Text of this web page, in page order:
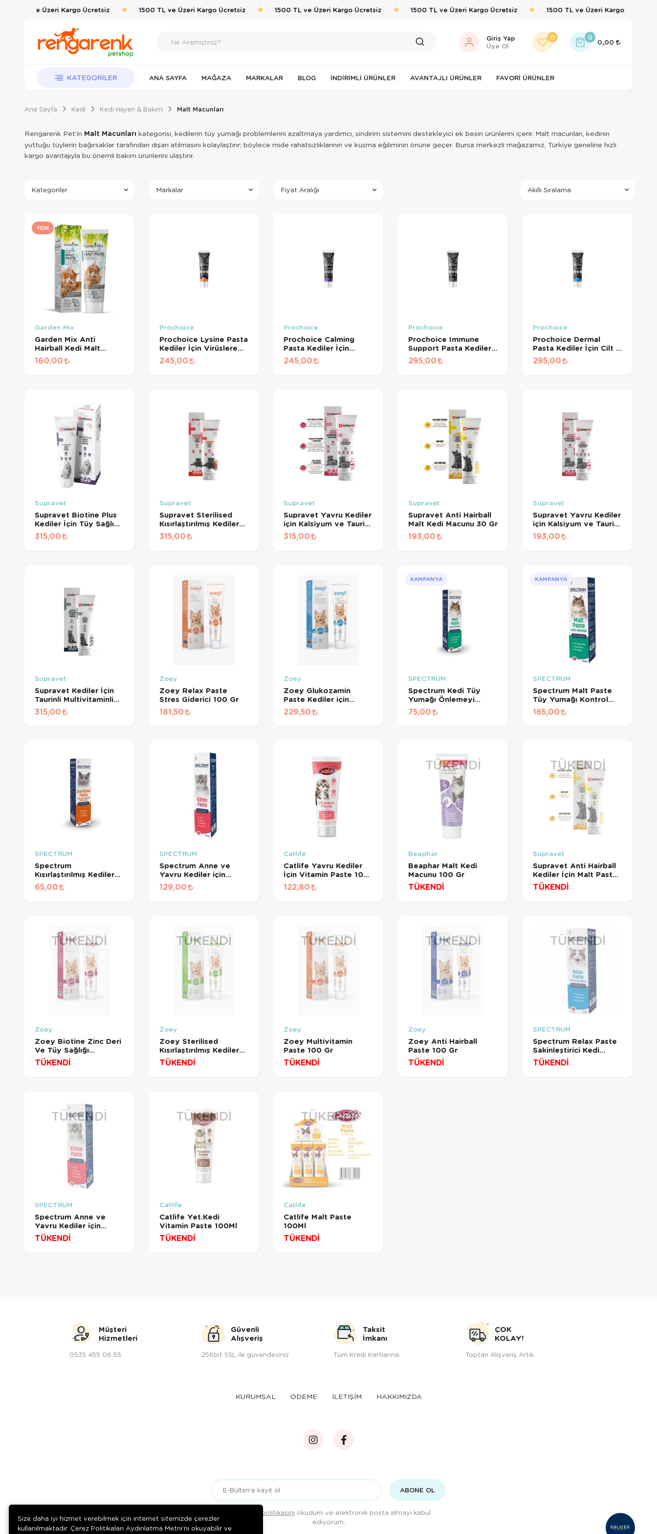
TL ve Üzeri Kargo Ücretsiz 1500 TL ve Üzeri Kargo Ücretsiz 1500 TL ve Üzeri Kargo Ücretsiz 1500 TL ve Üzeri Kargo Ücretsiz 1500 TL ve Üzeri Kargo Ücretsiz
Giriş Yap
Üye Ol
0 0
0,00
KATEGORILER ANA SAYFA MAĞAZA MARKALAR BLOG İNDIRIMLI ÜRÜNLER AVANTAJLI ÜRÜNLER FAVORI ÜRÜNLER
Ana Sayfa Kedi Kedi Hijyen & Bakım Malt Macunları
Rengarenk Pet’in Malt Macunları kategorisi, kedilerin tüy yumağı problemlerini azaltmaya yardımcı, sindirim sistemini destekleyici ek besin ürünlerini içerir. Malt macunları, kedinin
yuttuğu tüylerin bağırsaklar tarafından dışarı atılmasını kolaylaştırır; böylece mide rahatsızlıklarının ve kusma eğiliminin önüne geçer. Bursa merkezli mağazamız, Türkiye geneline hızlı
kargo avantajıyla bu önemli bakım ürünlerini ulaştırır.
Kategoriler Markalar Fiyat Aralığı
YENI
Garden Mix
Garden Mix Anti
Hairball Kedi Malt
Macunu 100 Gr
160,00
Prochoice
Prochoice Lysine Pasta
Kediler İçin Virüslere
Karşı Savunma Gıda
Takviyesi 100 ml
245,00
Prochoice
Prochoice Calming
Pasta Kediler İçin
Sakinleştirici Gıda
Takviyesi 100 ml
245,00
Prochoice
Prochoice Immune
Support Pasta Kediler
İçin Bağışıklık
Destekleyici Gıda
295,00
Prochoice
Prochoice Dermal
Pasta Kediler İçin Cilt &
Tüy Bakımı Gıda
Takviyesi 100 ml
295,00
Supravet
Supravet Biotine Plus
Kediler İçin Tüy Sağlığı
Güçlendirici Malt Paste
100 Gr
315,00
Supravet
Supravet Sterilised
Kısırlaştırılmış Kediler
için Malt Paste 100 Gr
315,00
Supravet
Supravet Yavru Kediler
için Kalsiyum ve Taurinli
Multi Vitamin Kedi Malt
Paste 100 Gr
315,00
Supravet
Supravet Anti Hairball
Malt Kedi Macunu 30 Gr
193,00
Supravet
Supravet Yavru Kediler
için Kalsiyum ve Taurinli
Multi Vitamin Kedi Malt
Paste 30 Gr
193,00
Supravet
Supravet Kediler İçin
Taurinli Multivitaminli
Kedi Malt Paste 100 gr
315,00
Zoey
Zoey Relax Paste
Stres Giderici 100 Gr
181,50
Zoey
Zoey Glukozamin
Paste Kediler için
Eklem Sağlığını
Desteleyen Malt Paste
229,50
KAMPANYA
SPECTRUM
Spectrum Kedi Tüy
Yumağı Önlemeyi
Destekleyen Malt
Macunu 30 Gr
75,00
KAMPANYA
SPECTRUM
Spectrum Malt Paste
Tüy Yumağı Kontrol
Kedi Macunu 100 Gr
165,00
SPECTRUM
Spectrum
Kısırlaştırılmış Kediler
İçin Vitamin ve
Mineralli Malt Macunu
65,00
SPECTRUM
Spectrum Anne ve
Yavru Kediler için
Multivitamin Malt
Macunu 100 Gr
129,00
Catlife
Catlife Yavru Kediler
İçin Vitamin Paste 100
Ml
122,80
TÜKENDI
Beaphar
Beaphar Malt Kedi
Macunu 100 Gr
TÜKENDİ
TÜKENDI
Supravet
Supravet Anti Hairball
Kediler İçin Malt Paste
100 Gr
TÜKENDİ
TÜKENDI
Zoey
Zoey Biotine Zinc Deri
Ve Tüy Sağlığı
Gelişimini Destekleyici
Paste 100 Gr
TÜKENDİ
TÜKENDI
Zoey
Zoey Sterilised
Kısırlaştırılmış Kediler
İçin Paste 100 Gr
TÜKENDİ
TÜKENDI
Zoey
Zoey Multivitamin
Paste 100 Gr
TÜKENDİ
TÜKENDI
Zoey
Zoey Anti Hairball
Paste 100 Gr
TÜKENDİ
TÜKENDI
SPECTRUM
Spectrum Relax Paste
Sakinleştirici Kedi
Vitamin Macunu 30 Gr
TÜKENDİ
TÜKENDI
SPECTRUM
Spectrum Anne ve
Yavru Kediler için
Multivitamin Malt
Macunu 30 Gr
TÜKENDİ
TÜKENDI
Catlife
Catlife Yet.Kedi
Vitamin Paste 100Ml
TÜKENDİ
TÜKENDI
Catlife
Catlife Malt Paste
100Ml
TÜKENDİ
Müşteri
Hizmetleri
0535 455 06 55
Güvenli
Alışveriş
256bit SSL ile güvendesiniz
Taksit
İmkanı
Tüm Kredi Kartlarına
ÇOK
KOLAY!
Toptan Alışveriş Artık
KURUMSAL ÖDEME İLETİŞİM HAKKIMIZDA
ABONE OL
Gizlilik politikasını okudum ve elektronik posta almayı kabul
ediyorum.
Size daha iyi hizmet verebilmek için internet sitemizde çerezler
kullanılmaktadır. Çerez Politikaları Aydınlatma Metni’ni okuyabilir ve